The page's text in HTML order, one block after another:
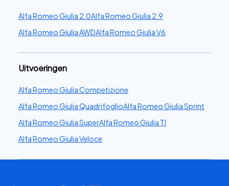
Alfa Romeo Giulia 2.0Alfa Romeo Giulia 2.9
Alfa Romeo Giulia AWDAlfa Romeo Giulia V6
Uitvoeringen
Alfa Romeo Giulia Competizione
Alfa Romeo Giulia QuadrifoglioAlfa Romeo Giulia Sprint
Alfa Romeo Giulia SuperAlfa Romeo Giulia TI
Alfa Romeo Giulia Veloce